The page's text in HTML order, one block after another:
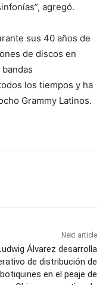
agregó.
sus 40 años de
de discos en
los tiempos y ha
Grammy Latinos.
Next article
Álvarez desarrolla
de distribución de
botiquines en el peaje de